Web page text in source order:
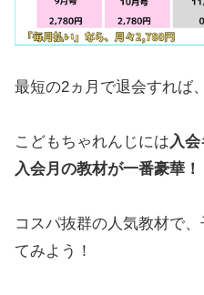
最短の2ヵ月で退会すれば
こどもちゃれんじには入会
入会月の教材が一番豪華！
コスパ抜群の人気教材で
てみよう！